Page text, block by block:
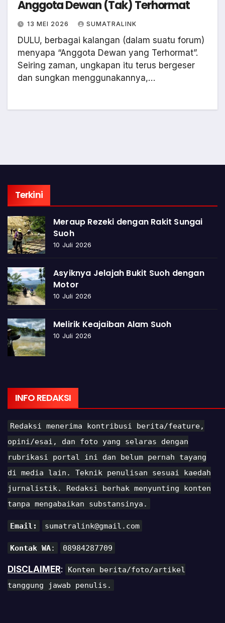
Anggota Dewan (Tak) Terhormat
13 MEI 2026 SUMATRALINK
DULU, berbagai kalangan (dalam suatu forum)
menyapa “Anggota Dewan yang Terhormat”.
Seiring zaman, ungkapan itu terus bergeser
dan sungkan menggunakannya,…
Terkini
Meraup Rezeki dengan Rakit Sungai
Suoh
10 Juli 2026
Asyiknya Jelajah Bukit Suoh dengan
Motor
10 Juli 2026
Melirik Keajaiban Alam Suoh
10 Juli 2026
INFO REDAKSI
Redaksi menerima kontribusi berita/feature,
opini/esai, dan foto yang selaras dengan
rubrikasi portal ini dan belum pernah tayang
di media lain. Teknik penulisan sesuai kaedah
jurnalistik. Redaksi berhak menyunting konten
tanpa mengabaikan substansinya.
Email: sumatralink@gmail.com
Kontak WA: 08984287709
DISCLAIMER:
Konten berita/foto/artikel
tanggung jawab penulis.